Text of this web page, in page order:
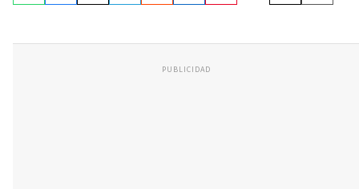
PUBLICIDAD